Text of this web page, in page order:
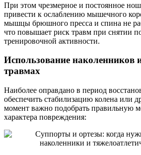
При этом чрезмерное и постоянное
привести к ослаблению мышечного
мышцы брюшного пресса и спина не
что повышает риск травм при снятии
тренировочной активности.
Использование наколенников
травмах
Наиболее оправдано в период
обеспечить стабилизацию колена или
момент важно подобрать правильную
характера повреждения: